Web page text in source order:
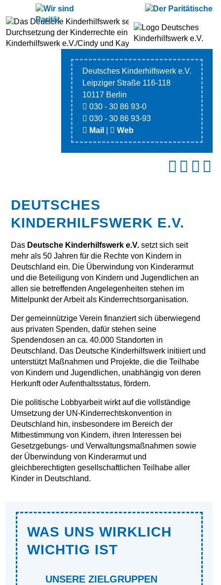
DEUTSCHES
KINDERHILFSWERK E.V.
Das Deutsche Kinderhilfswerk e.V. setzt sich seit
mehr als 50 Jahren für die Rechte von Kindern in
Deutschland ein. Die Überwindung von Kinderarmut
und die Beteiligung von Kindern und Jugendlichen an
allen sie betreffenden Angelegenheiten stehen im
Mittelpunkt der Arbeit als Kinderrechtsorganisation.
Der gemeinnützige Verein finanziert sich überwiegend
aus privaten Spenden, dafür stehen seine
Spendendosen an ca. 40.000 Standorten in
Deutschland. Das Deutsche Kinderhilfswerk initiiert und
unterstützt Maßnahmen und Projekte, die die Teilhabe
von Kindern und Jugendlichen, unabhängig von deren
Herkunft oder Aufenthaltsstatus, fördern.
Die politische Lobbyarbeit wirkt auf die vollständige
Umsetzung der UN-Kinderrechtskonvention in
Deutschland hin, insbesondere im Bereich der
Mitbestimmung von Kindern, ihren Interessen bei
Gesetzgebungs- und Verwaltungsmaßnahmen sowie
der Überwindung von Kinderarmut und
gleichberechtigten gesellschaftlichen Teilhabe aller
Kinder in Deutschland.
Deutsches Kinderhilfswerk e.V.
Leipziger Straße 116-118
10117 Berlin
030 - 30 86 93-0
030 - 30 86 93-93
Mail
Web
WAS UNS WIRKLICH
WICHTIG IST
UNSERE ZIELGRUPPEN